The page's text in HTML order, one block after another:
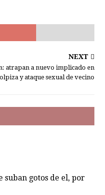
NEXT
atrapan a nuevo implicado en
y ataque sexual de vecino
suban gotos de el, por